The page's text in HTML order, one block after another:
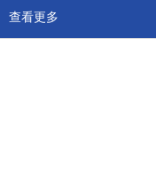
查看更多